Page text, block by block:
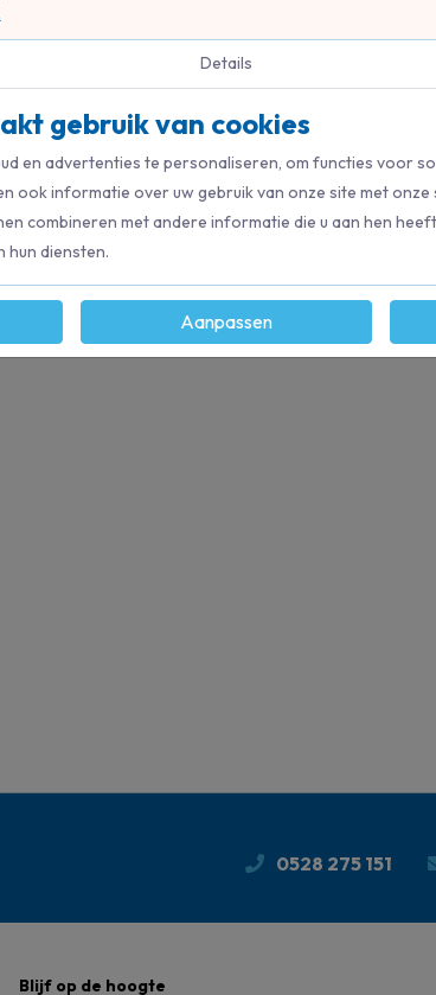
0528 275 151
Blijf op de hoogte
Details
gebruik van cookies
en advertenties te personaliseren, om functies voor
ook informatie over uw gebruik van onze site met
combineren met andere informatie die u aan hen
hun diensten.
Aanpassen